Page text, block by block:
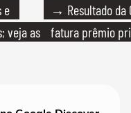
e
veja as
→ Resultado da
fatura prêmio